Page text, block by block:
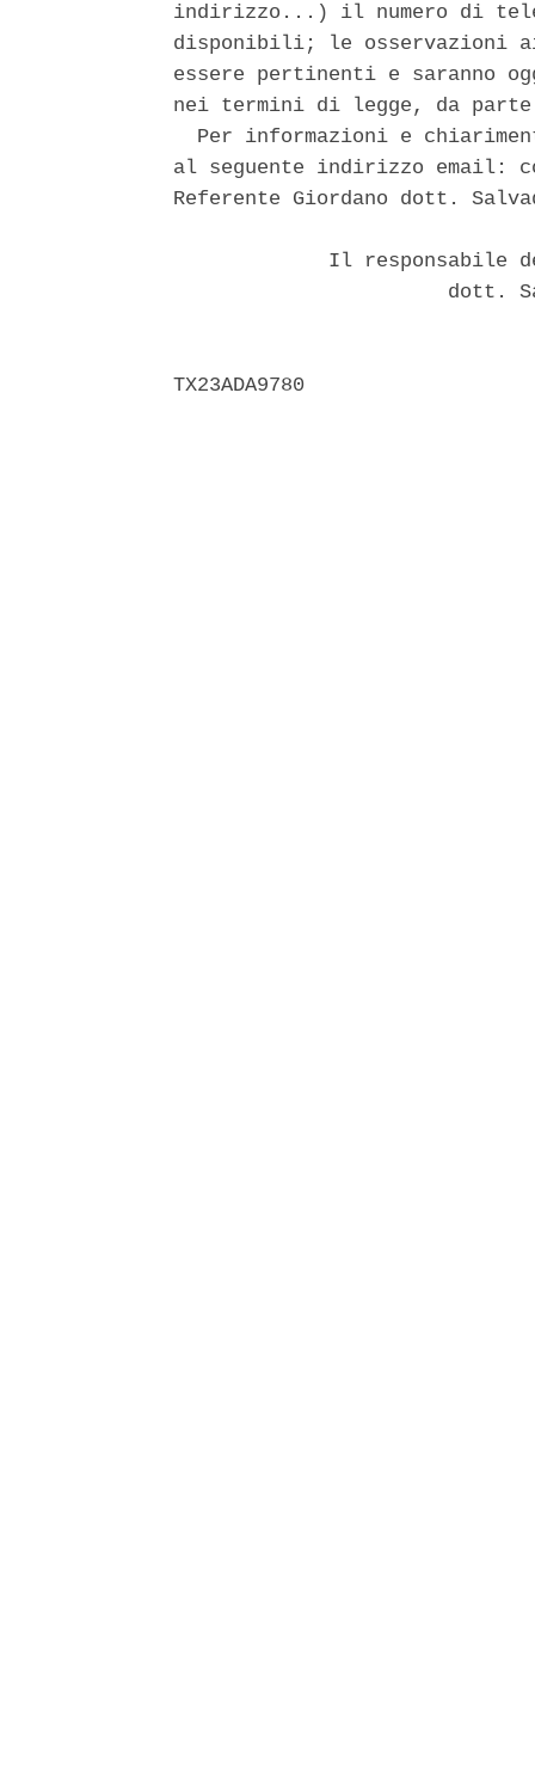
indirizzo...) il numero di
disponibili; le osservazioni
essere pertinenti e saranno
nei termini di legge, da
Per informazioni e
al seguente indirizzo email:
Referente Giordano dott.
Il responsabile
dott.